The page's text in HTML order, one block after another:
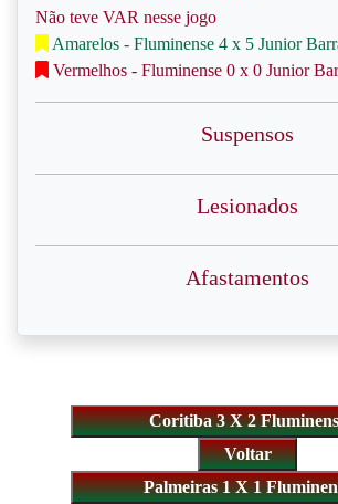
Não teve VAR nesse jogo
Amarelos - Fluminense 4 x 5 Junior
Vermelhos - Fluminense 0 x 0 Junior
Suspensos
Lesionados
Afastamentos